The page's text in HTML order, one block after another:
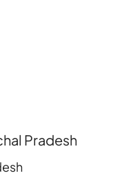
Pradesh